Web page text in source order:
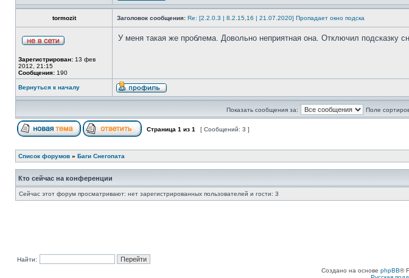
tormozit Заголовок сообщения: Re: [2.2.0.3 | 8.2.15,16 | 21.07.2020] Пропадает окно подска
Зарегистрирован: 13 фев
2012, 21:15
Сообщения: 190
У меня такая же проблема. Довольно неприятная она. Отключил подсказку
Вернуться к началу
Показать сообщения за: Поле
Страница 1 из 1 [ Сообщений: 3 ]
Список форумов » Баги Снегопата
Кто сейчас на конференции
Сейчас этот форум просматривают: нет зарегистрированных пользователей и гости: 3
Найти:
Создано на основе phpBB®